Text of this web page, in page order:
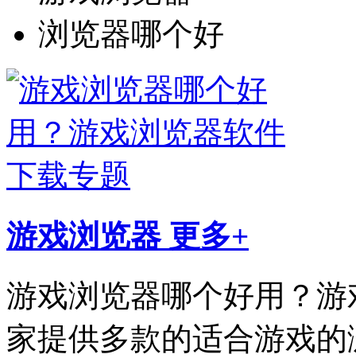
浏览器哪个好
游戏浏览器 更多+
游戏浏览器哪个好用？
家提供多款的适合游戏